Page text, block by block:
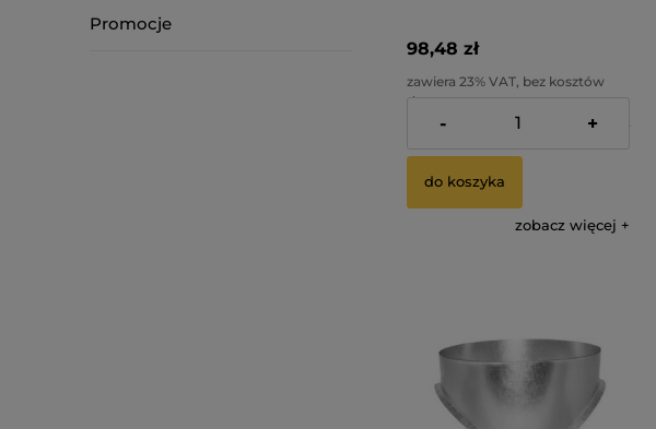
Promocje
98,48 zł
zawiera 23% VAT, bez kosztów
dostawy
Cena netto:
80,07 zł
- +
do koszyka
zobacz więcej